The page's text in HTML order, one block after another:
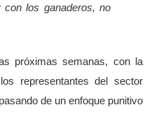
con los ganaderos, no
próximas semanas, con la
representantes del sector
de un enfoque punitivo